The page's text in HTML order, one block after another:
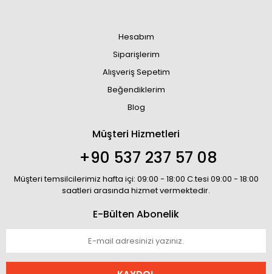
Hesabım
Siparişlerim
Alışveriş Sepetim
Beğendiklerim
Blog
Müşteri Hizmetleri
+90 537 237 57 08
Müşteri temsilcilerimiz hafta içi: 09:00 - 18:00 C.tesi 09:00 - 18:00
saatleri arasında hizmet vermektedir.
E-Bülten Abonelik